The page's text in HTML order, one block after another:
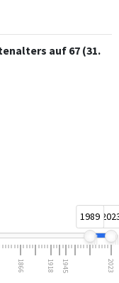
auf 67 (31.
1989
1866 1918 1945 2023